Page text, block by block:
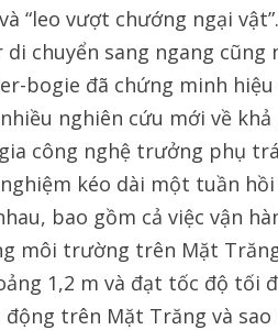
“leo vượt chướng ngại
chuyển sang ngang cũng
bogie đã chứng minh
nghiên cứu mới về
công nghệ trưởng phụ
kéo dài một tuần hồi
bao gồm cả việc vận
môi trường trên Mặt
1,2 m và đạt tốc độ
trên Mặt Trăng và sao